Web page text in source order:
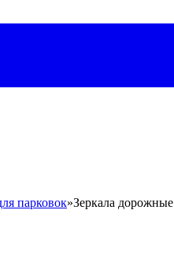
парковок»Зеркала дорожные